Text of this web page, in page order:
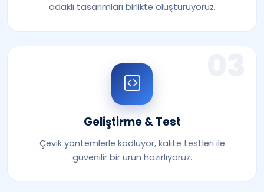
odaklı tasarımları birlikte oluşturuyoruz.
Geliştirme & Test
Çevik yöntemlerle kodluyor, kalite testleri ile
güvenilir bir ürün hazırlıyoruz.